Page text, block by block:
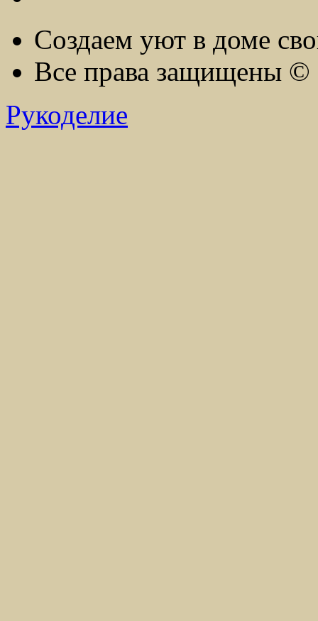
Создаем уют в доме
Все права защищены ©
Рукоделие